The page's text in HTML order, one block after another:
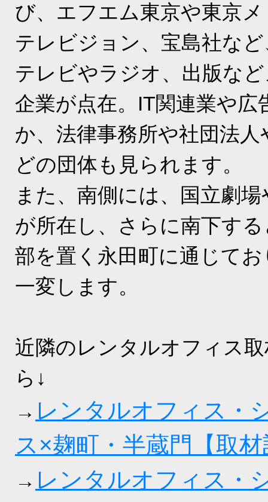
び、エフエム東京や東京
テレビジョン、宝島社な
テレビやラジオ、出版な
企業が点在。IT関連業や広
か、法律事務所や社団法人
どの団体も見られます。
また、南側には、国立劇
が所在し、さらに南下す
部を置く永田町に通じて
一変します。
近隣のレンタルオフィス
ら↓
→ レンタルオフィス・
ス×麹町・半蔵門【取
→ レンタルオフィス・